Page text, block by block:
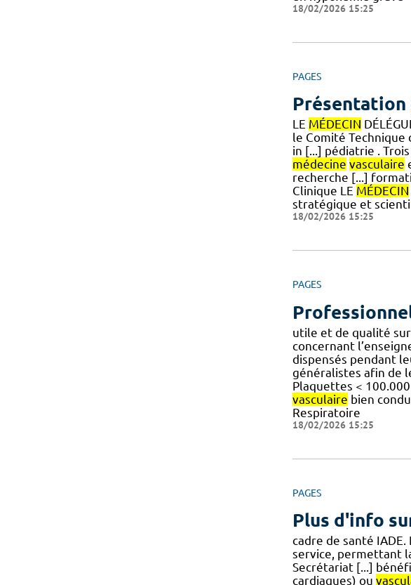
18/02/2026 15:25
PAGES
Présentation
LE MÉDECIN
le Comité Technique
in [...] pédiatrie .
médecine vasculaire
recherche [...]
Clinique LE MÉDECIN
stratégique et
18/02/2026 15:25
PAGES
utile et de qualité
concernant
dispensés pendant
généralistes afin de
Plaquettes <
vasculaire bien
Respiratoire
18/02/2026 15:25
PAGES
Plus d'info
cadre de santé
service, permettant
Secrétariat [...]
cardiaques) ou